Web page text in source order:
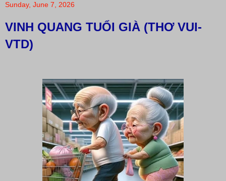
Sunday, June 7, 2026
VINH QUANG TUỔI GIÀ (THƠ VUI-
VTD)